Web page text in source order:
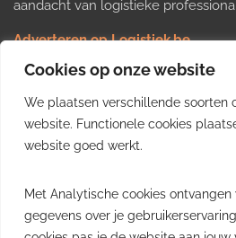
Cookies op onze website
We plaatsen verschillende soorten
website. Functionele cookies
website goed werkt.
Met Analytische cookies
gegevens over je
aandacht van logistieke
Adverteren op Logistiek.be
Nieuws insturen
Uw video op Logistiek.TV
Job plaatsen
Gratis wekelijkse
inzichten uit de Belgische